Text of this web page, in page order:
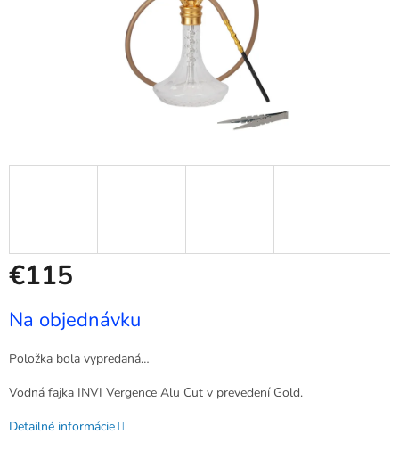
€115
cena:
Na objednávku
Položka bola vypredaná…
Vodná fajka INVI Vergence Alu Cut v prevedení Gold.
Detailné informácie